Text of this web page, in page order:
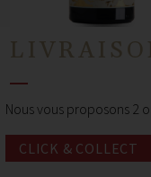
46,00€
COMPLEXE - DENSE -
Nous vous proposons 2
CLICK & COLLECT